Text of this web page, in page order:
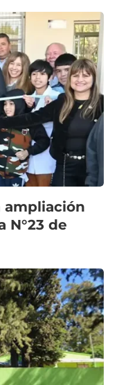
ampliación
N°23 de